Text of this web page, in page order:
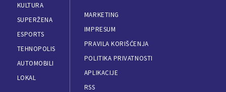
KULTURA
SUPERŽENA
ESPORTS
TEHNOPOLIS
AUTOMOBILI
LOKAL
MARKETING
IMPRESUM
PRAVILA KORIŠĆENJA
POLITIKA PRIVATNOSTI
APLIKACIJE
RSS